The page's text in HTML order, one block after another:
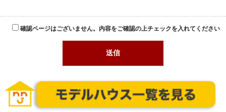
確認ページはございません。内容をご確認の上チェックを入れてください